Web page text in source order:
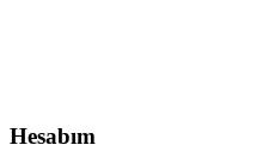
Hesabım